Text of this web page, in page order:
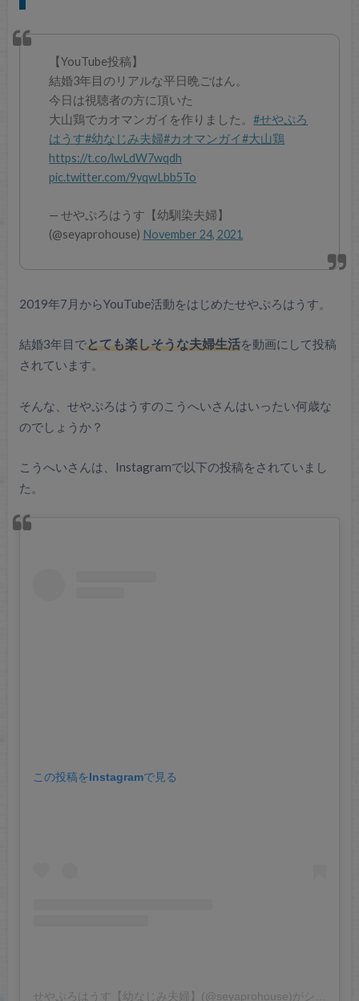
【YouTube投稿】
結婚3年目のリアルな平日晩ごはん。
今日は視聴者の方に頂いた
大山鶏でカオマンガイを作りました。#せやぷろ
はうす#幼なじみ夫婦#カオマンガイ#大山鶏
https://t.co/lwLdW7wqdh
pic.twitter.com/9yqwLbb5To
— せやぷろはうす【幼馴染夫婦】
(@seyaprohouse) November 24, 2021
2019年7月からYouTube活動をはじめたせやぷろはうす。
結婚3年目でとても楽しそうな夫婦生活を動画にして投稿
されています。
そんな、せやぷろはうすのこうへいさんはいったい何歳な
のでしょうか？
こうへいさんは、Instagramで以下の投稿をされていまし
た。
この投稿をInstagramで見る